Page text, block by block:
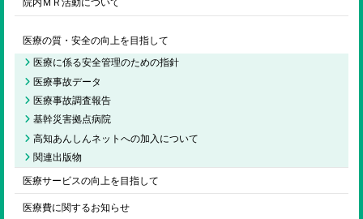
院内ＭＲ活動について
医療の質・安全の向上を目指して
医療に係る安全管理のための指針
医療事故データ
医療事故調査報告
基幹災害拠点病院
高知あんしんネットへの加入について
関連出版物
医療サービスの向上を目指して
医療費に関するお知らせ